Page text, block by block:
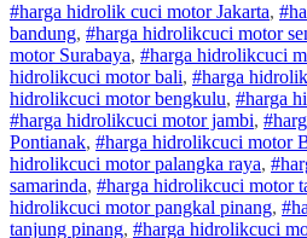
#harga hidrolik cuci motor Jakarta, #
bandung, #harga hidrolikcuci motor
motorSurabaya, #harga hidrolikcuci
hidrolikcuci motorbali, #harga hidrolik
hidrolikcuci motorbengkulu, #harga
#harga hidrolikcuci motorjambi, #
Pontianak, #harga hidrolikcuci motor
hidrolikcuci motorpalangka raya, #
samarinda, #harga hidrolikcuci motor
hidrolikcuci motorpangkal pinang, #
tanjung pinang, #harga hidrolikcuci